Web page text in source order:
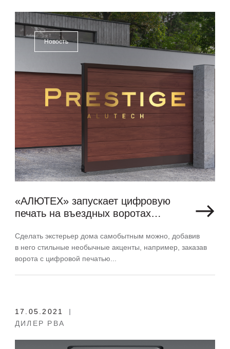
Новость
«АЛЮТЕХ» запускает цифровую
печать на въездных воротах
Сделать экстерьер дома самобытным можно, добавив
в него стильные необычные акценты, например, заказав
ворота с цифровой печатью...
17.05.2021
ДИЛЕР РВА